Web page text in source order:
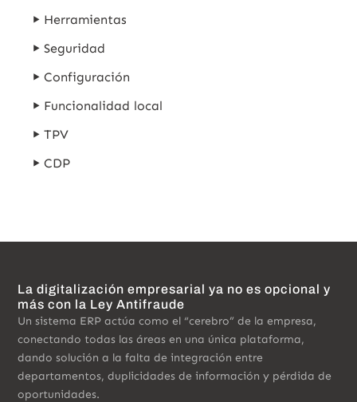
Herramientas
Seguridad
Configuración
Funcionalidad local
TPV
CDP
La digitalización empresarial ya no es opcional y
más con la Ley Antifraude
Un sistema ERP actúa como el “cerebro” de la empresa,
conectando todas las áreas en una única plataforma,
dando solución a la falta de integración entre
departamentos, duplicidades de información y pérdida de
oportunidades.